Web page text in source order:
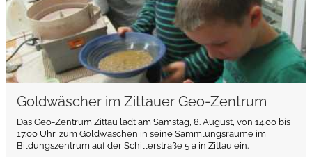
Goldwäscher im Zittauer Geo-Zentrum
Das Geo-Zentrum Zittau lädt am Samstag, 8. August, von 14.00 bis
17.00 Uhr, zum Goldwaschen in seine Sammlungsräume im
Bildungszentrum auf der Schillerstraße 5 a in Zittau ein.